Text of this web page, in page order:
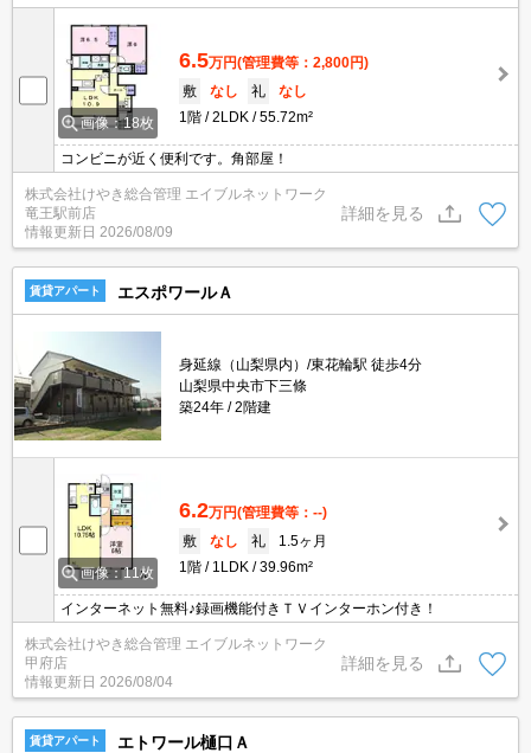
画像：18枚
6.5万円(管理費等：2,800円)
敷
なし 礼
なし
1階
2LDK 55.72m²
コンビニが近く便利です。角部屋！
株式会社けやき総合管理 エイブルネットワーク
竜王駅前店
情報更新日 2026/08/09
詳細を見る
賃貸アパート エスポワールＡ
身延線（山梨県内）/東花輪駅 徒歩4分
山梨県中央市下三條
築24年
2階建
画像：11枚
6.2万円(管理費等：--)
敷
なし 礼
1.5ヶ月
1階
1LDK 39.96m²
インターネット無料♪録画機能付きＴＶインターホン付き！
株式会社けやき総合管理 エイブルネットワーク
甲府店
情報更新日 2026/08/04
詳細を見る
賃貸アパート エトワール樋口Ａ